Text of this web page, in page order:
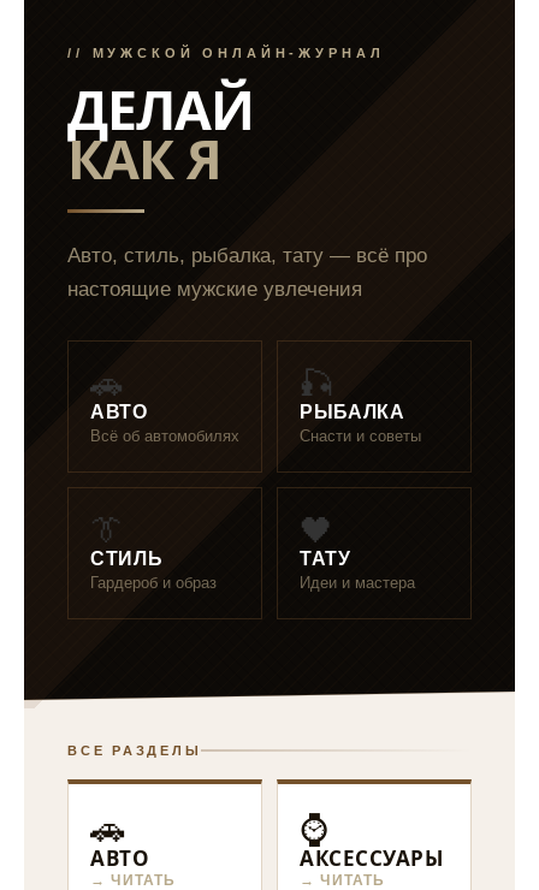
// МУЖСКОЙ ОНЛАЙН-ЖУРНАЛ
ДЕЛАЙ
КАК Я
Авто, стиль, рыбалка, тату — всё про
настоящие мужские увлечения
🚗
АВТО
Всё об автомобилях
🎣
РЫБАЛКА
Снасти и советы
👔
СТИЛЬ
Гардероб и образ
🖤
ТАТУ
Идеи и мастера
ВСЕ РАЗДЕЛЫ
🚗
АВТО
→ ЧИТАТЬ
⌚
АКСЕССУАРЫ
→ ЧИТАТЬ